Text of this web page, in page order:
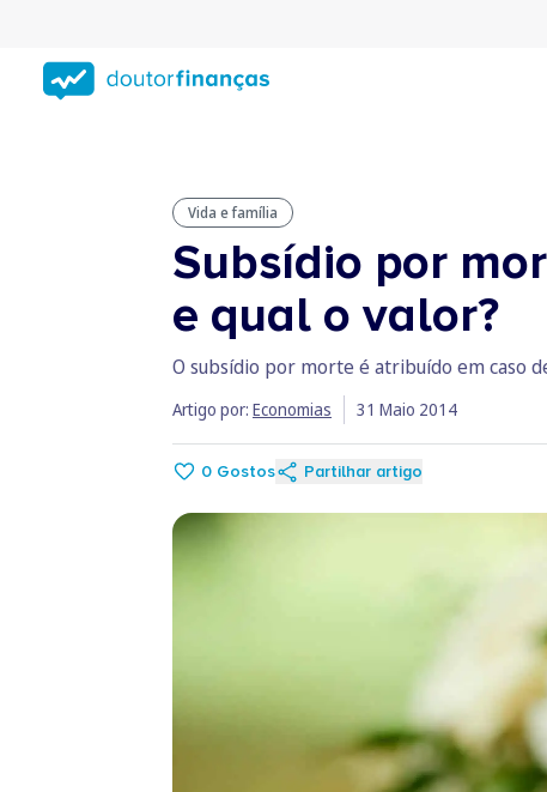
conteúdo
principal
Vida e família
Subsídio por
e qual o valor?
O subsídio por morte é atribuído em caso
Artigo por: Economias 31 Maio 2014
0 Gostos Partilhar artigo